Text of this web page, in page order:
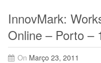
InnovMark:
Online – Porto –
On Março 23, 2011